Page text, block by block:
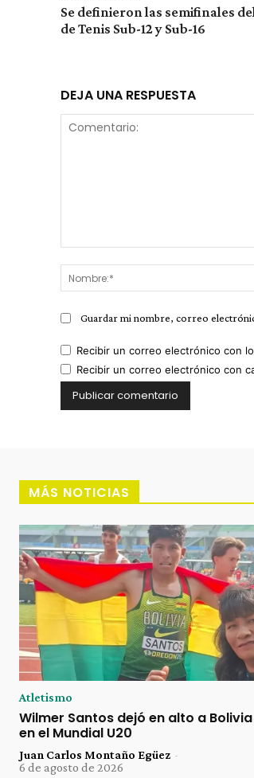
Se definieron las semifinales
de Tenis Sub-12 y Sub-16
DEJA UNA RESPUESTA
Guardar mi nombre, correo
Recibir un correo electrónico con
Recibir un correo electrónico con
MÁS NOTICIAS
Atletismo
Wilmer Santos dejó en alto a Bolivia
en el Mundial U20
Juan Carlos Montaño Egüez -
6 de agosto de 2026